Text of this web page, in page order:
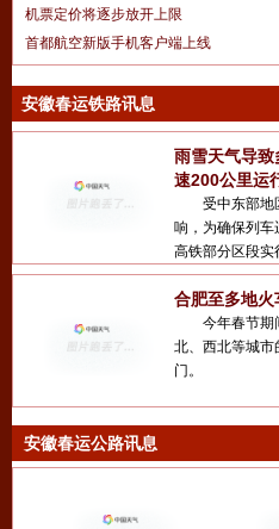
机票定价将逐步放开上限
首都航空新版手机客户端上线
安徽春运铁路讯息
雨雪天气导
速200公里运
受中东部地
响，为确保列车
高铁部分区段实
合肥至多地火
今年春节期
北、西北等城市
门。
安徽春运公路讯息